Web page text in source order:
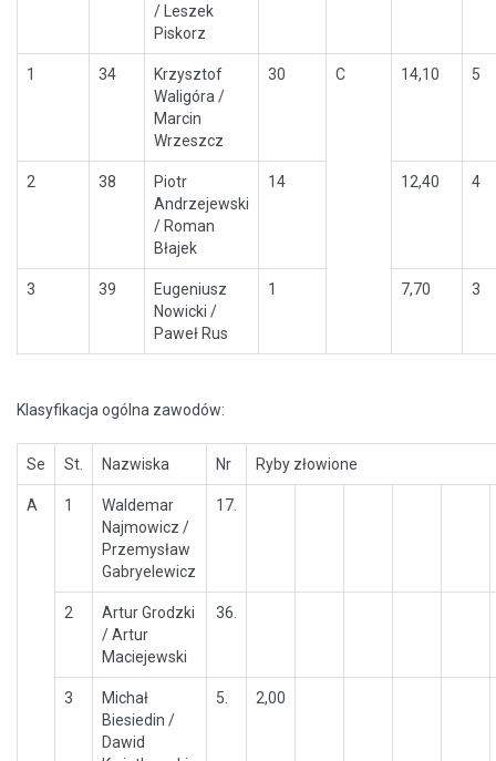
/ Leszek
Piskorz
1 34
Krzysztof
Waligóra /
Marcin
Wrzeszcz
30 C 14,10 5
2 38
Piotr
Andrzejewski
/ Roman
Błajek
14 12,40 4
3 39
Eugeniusz
Nowicki /
Paweł Rus
1 7,70 3
Klasyfikacja ogólna zawodów:
Se St. Nazwiska Nr Ryby złowione
A 1
Waldemar
Najmowicz /
Przemysław
Gabryelewicz
17.
2
Artur Grodzki
/ Artur
Maciejewski
36.
3
Michał
Biesiedin /
Dawid
5. 2,00